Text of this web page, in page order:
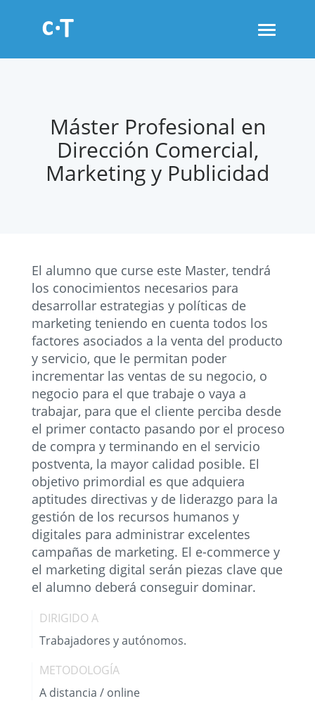
Toggle
Máster Profesional en
Dirección Comercial,
Marketing y Publicidad
El alumno que curse este Master, tendrá
los conocimientos necesarios para
desarrollar estrategias y políticas de
marketing teniendo en cuenta todos los
factores asociados a la venta del producto
y servicio, que le permitan poder
incrementar las ventas de su negocio, o
negocio para el que trabaje o vaya a
trabajar, para que el cliente perciba desde
el primer contacto pasando por el proceso
de compra y terminando en el servicio
postventa, la mayor calidad posible. El
objetivo primordial es que adquiera
aptitudes directivas y de liderazgo para la
gestión de los recursos humanos y
digitales para administrar excelentes
campañas de marketing. El e-commerce y
el marketing digital serán piezas clave que
el alumno deberá conseguir dominar.
DIRIGIDO A
Trabajadores y autónomos.
METODOLOGÍA
A distancia / online